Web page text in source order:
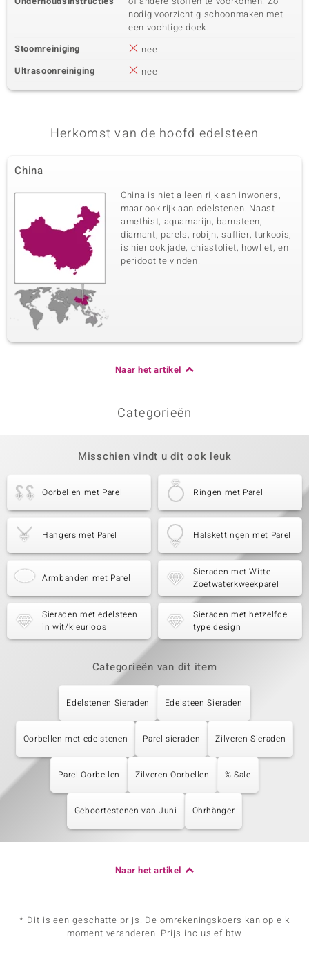
nodig voorzichtig schoonmaken met
een vochtige doek.
Stoomreiniging
nee
Ultrasoonreiniging
nee
Herkomst van de hoofd edelsteen
China
China is niet alleen rijk aan inwoners,
maar ook rijk aan edelstenen. Naast
amethist, aquamarijn, barnsteen,
diamant, parels, robijn, saffier, turkoois,
is hier ook jade, chiastoliet, howliet, en
peridoot te vinden.
Naar het artikel
Categorieën
Misschien vindt u dit ook leuk
Oorbellen met Parel Ringen met Parel
Hangers met Parel Halskettingen met Parel
Armbanden met Parel
Sieraden met Witte
Zoetwaterkweekparel
Sieraden met edelsteen
in wit/kleurloos
Sieraden met hetzelfde
type design
Categorieën van dit item
Edelstenen Sieraden Edelsteen Sieraden
Oorbellen met edelstenen Parel sieraden Zilveren Sieraden
Parel Oorbellen Zilveren Oorbellen % Sale
Geboortestenen van Juni Ohrhänger
Naar het artikel
* Dit is een geschatte prijs. De omrekeningskoers kan op elk
moment veranderen. Prijs inclusief btw